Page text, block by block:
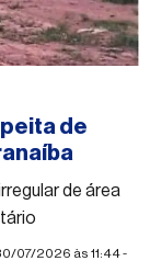
de
de área
07/2026 às 11:44 -